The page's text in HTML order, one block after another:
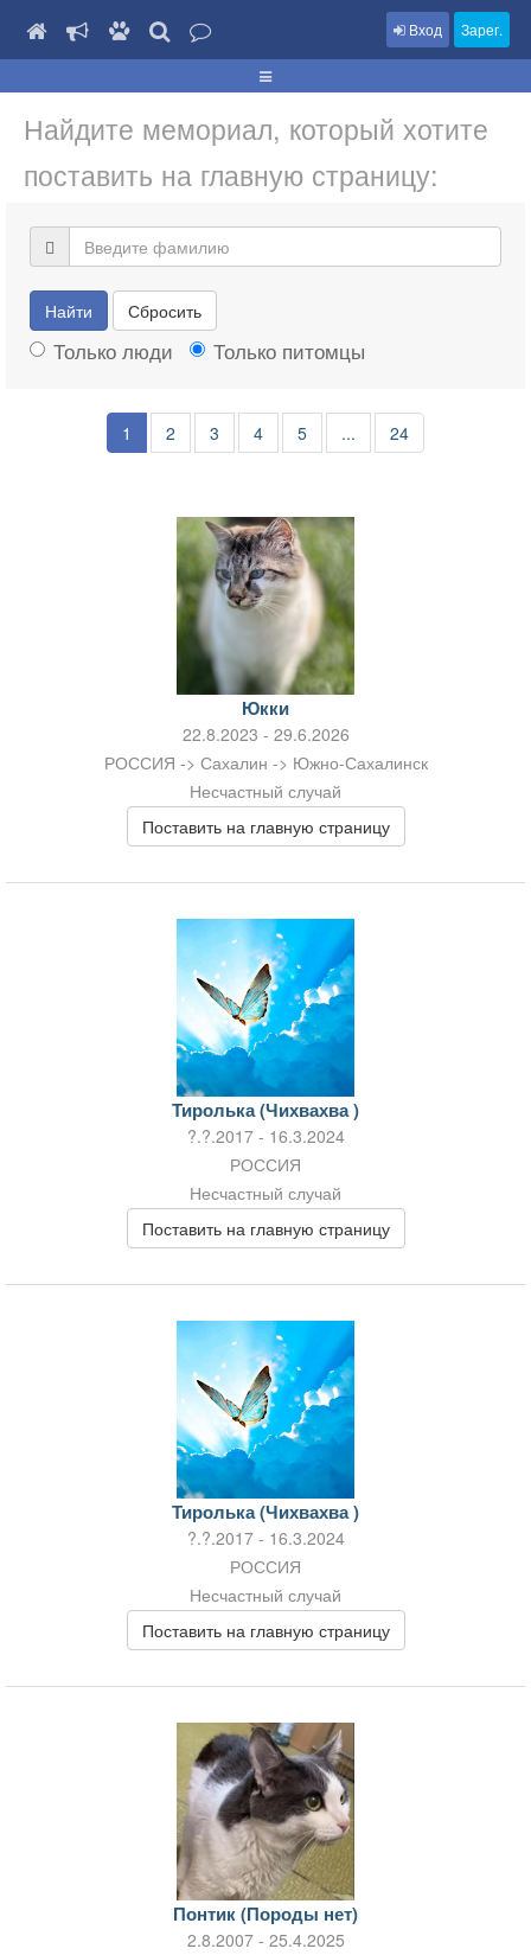
Вход Зарег.
Найдите мемориал, который хотите
поставить на главную страницу:
Найти Сбросить
Только люди Только питомцы
1 2 3 4 5 ... 24
Юкки
22.8.2023 - 29.6.2026
РОССИЯ -> Сахалин -> Южно-Сахалинск
Несчастный случай
Поставить на главную страницу
Тиролька (Чихвахва )
?.?.2017 - 16.3.2024
РОССИЯ
Несчастный случай
Поставить на главную страницу
Тиролька (Чихвахва )
?.?.2017 - 16.3.2024
РОССИЯ
Несчастный случай
Поставить на главную страницу
Понтик (Породы нет)
2.8.2007 - 25.4.2025